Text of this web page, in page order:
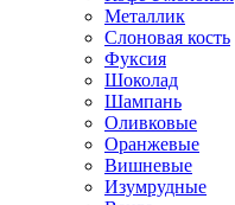
Металлик
Слоновая кость
Фуксия
Шоколад
Шампань
Оливковые
Оранжевые
Вишневые
Изумрудные